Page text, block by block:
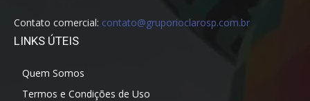
Contato comercial: contato@gruporioclarosp.com.br
LINKS ÚTEIS
Quem Somos
Termos e Condições de Uso